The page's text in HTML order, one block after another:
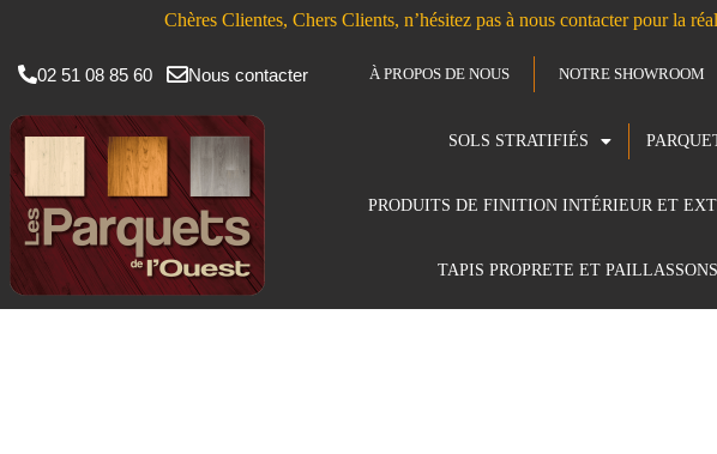
Chères Clientes, Chers Clients, n’hésitez pas à nous contacter pour la
02 51 08 85 60 Nous contacter À PROPOS DE NOUS NOTRE SHOWROOM
SOLS STRATIFIÉS
PRODUITS DE FINITION INTÉRIEUR ET
TAPIS PROPRETE ET PAILLASSONS